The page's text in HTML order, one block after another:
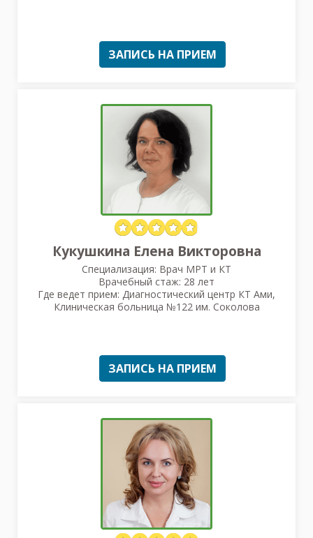
ЗАПИСЬ НА ПРИЕМ
Кукушкина Елена Викторовна
Специализация: Врач МРТ и КТ
Врачебный стаж: 28 лет
Где ведет прием: Диагностический центр КТ Ами,
Клиническая больница №122 им. Соколова
ЗАПИСЬ НА ПРИЕМ